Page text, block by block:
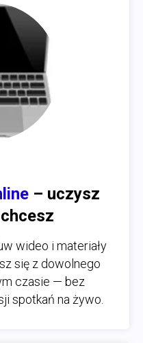
– uczysz
wideo i materiały
się z dowolnego
czasie — bez
spotkań na żywo.